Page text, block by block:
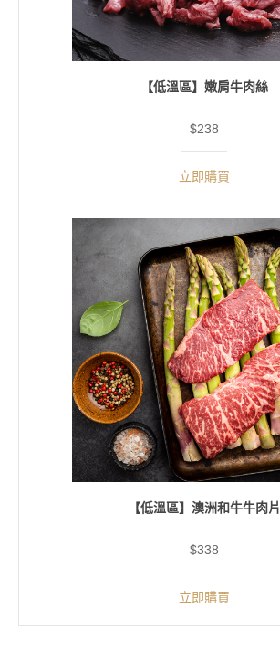
【低溫區】嫩肩牛肉絲
$238
立即購買
【低溫區】澳洲和牛牛肉片
$338
立即購買